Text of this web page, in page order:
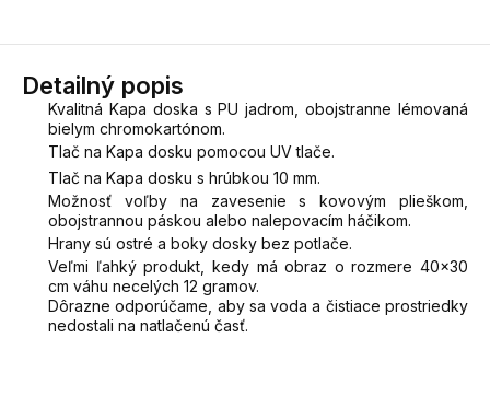
Detailný popis
Kvalitná Kapa doska s PU jadrom, obojstranne lémovaná
bielym chromokartónom.
Tlač na Kapa dosku pomocou UV tlače.
Tlač na Kapa dosku s hrúbkou 10 mm.
Možnosť voľby na zavesenie s kovovým plieškom,
obojstrannou páskou alebo nalepovacím háčikom.
Hrany sú ostré a boky dosky bez potlače.
Veľmi ľahký produkt, kedy má obraz o rozmere 40x30
cm váhu necelých 12 gramov.
Dôrazne odporúčame, aby sa voda a čistiace prostriedky
nedostali na natlačenú časť.